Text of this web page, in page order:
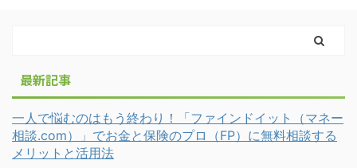
最新記事
一人で悩むのはもう終わり！「ファインドイット（マネー
相談.com）」でお金と保険のプロ（FP）に無料相談する
メリットと活用法